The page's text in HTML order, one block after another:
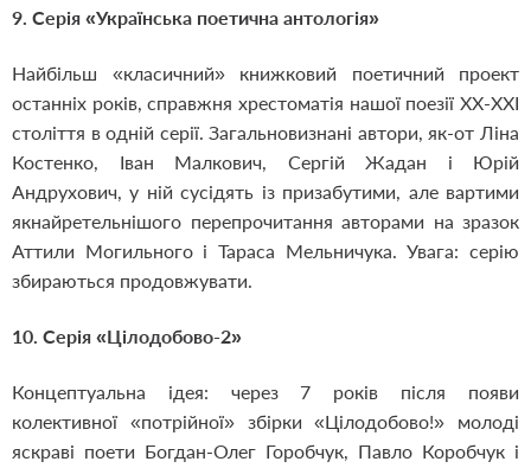
9. Серія «Українська поетична антологія»
Найбільш «класичний» книжковий поетичний проект
останніх років, справжня хрестоматія нашої поезії ХХ-ХХІ
століття в одній серії. Загальновизнані автори, як-от Ліна
Костенко, Іван Малкович, Сергій Жадан і Юрій
Андрухович, у ній сусідять із призабутими, але вартими
якнайретельнішого перепрочитання авторами на зразок
Аттили Могильного і Тараса Мельничука. Увага: серію
збираються продовжувати.
10. Серія «Цілодобово-2»
Концептуальна ідея: через 7 років після появи
колективної «потрійної» збірки «Цілодобово!» молоді
яскраві поети Богдан-Олег Горобчук, Павло Коробчук і